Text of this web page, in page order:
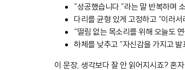
“성공했습니다.”라는 말 반복하며
다리를 균형 있게 고정하고 “이러
“떨림 없는 목소리를 위해 오늘도
하체를 낮추고 “자신감을 가지고
이 문장, 생각보다 잘 안 읽어지시죠? 혼